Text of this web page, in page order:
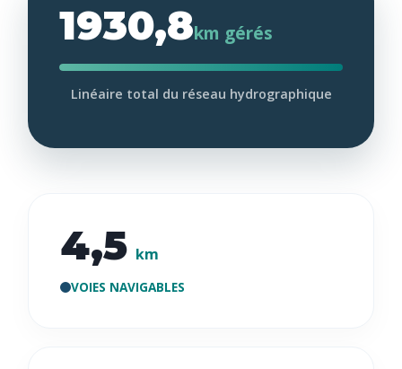
1930,8km gérés
Linéaire total du réseau hydrographique
4,5 km
VOIES NAVIGABLES